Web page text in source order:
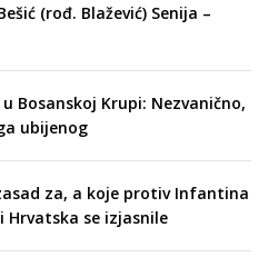
(rođ. Blažević) Senija –
Bosanskoj Krupi: Nezvanično,
ubijenog
za, a koje protiv Infantina
Hrvatska se izjasnile